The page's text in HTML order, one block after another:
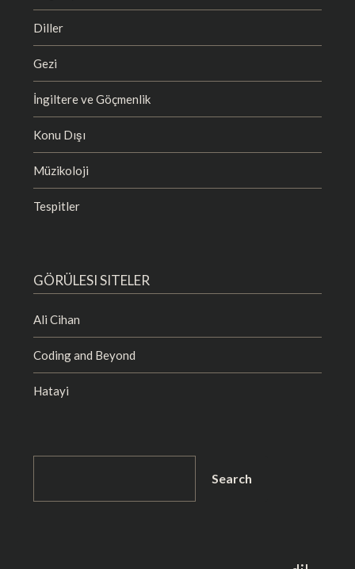
Diller
Gezi
İngiltere ve Göçmenlik
Konu Dışı
Müzikoloji
Tespitler
GÖRÜLESI SITELER
Ali Cihan
Coding and Beyond
Hatayi
Search